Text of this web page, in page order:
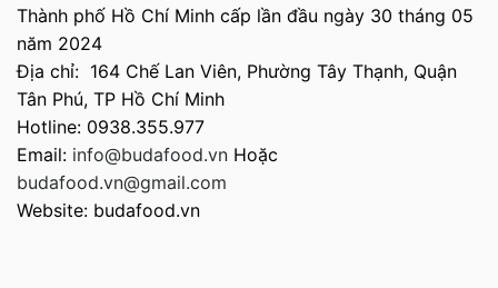
Thành phố Hồ Chí Minh cấp lần đầu ngày 30 tháng 05
năm 2024
Địa chỉ: 164 Chế Lan Viên, Phường Tây Thạnh, Quận
Tân Phú, TP Hồ Chí Minh
Hotline: 0938.355.977
Email: info@budafood.vn Hoặc
budafood.vn@gmail.com
Website: budafood.vn